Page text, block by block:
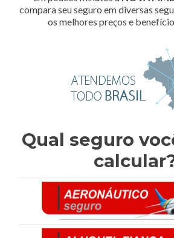
compara seu seguro em diversas
os melhores preços e
Qual seguro